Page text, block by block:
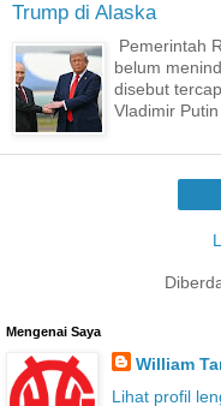
Trump di Alaska
Pemerintah
belum
disebut
Vladimir
Mengenai Saya
William
Lihat profil